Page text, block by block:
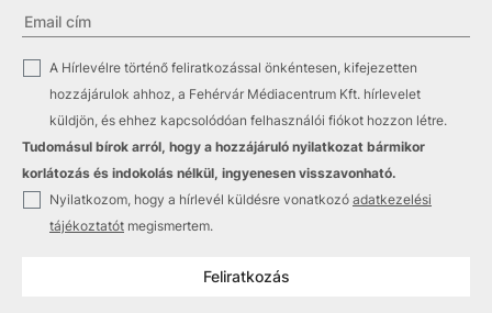
A Hírlevélre történő feliratkozással önkéntesen, kifejezetten
hozzájárulok ahhoz, a Fehérvár Médiacentrum Kft. hírlevelet
küldjön, és ehhez kapcsolódóan felhasználói fiókot hozzon létre.
Tudomásul bírok arról, hogy a hozzájáruló nyilatkozat bármikor
korlátozás és indokolás nélkül, ingyenesen visszavonható.
Nyilatkozom, hogy a hírlevél küldésre vonatkozó adatkezelési
tájékoztatót megismertem.
Feliratkozás